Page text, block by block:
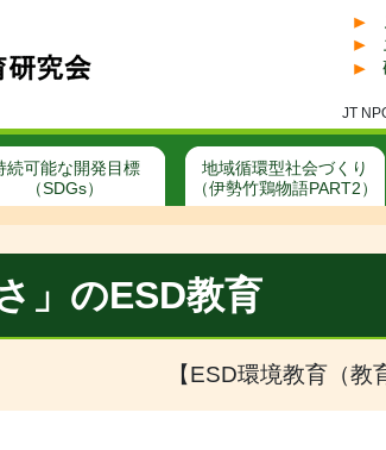
JT
続可能な開発目標
（SDGs）
地域循環型社会づくり
（伊勢竹鶏物語PART2）
」のESD教育
【ESD環境教育（